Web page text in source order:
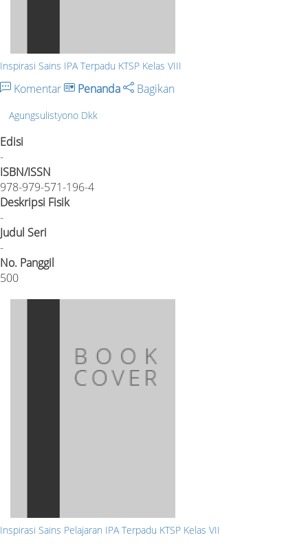
Inspirasi Sains IPA Terpadu KTSP Kelas VIII
Komentar Penanda Bagikan
Agungsulistyono Dkk
Edisi
-
ISBN/ISSN
978-979-571-196-4
Deskripsi Fisik
-
Judul Seri
-
No. Panggil
500
Inspirasi Sains Pelajaran IPA Terpadu KTSP Kelas VII